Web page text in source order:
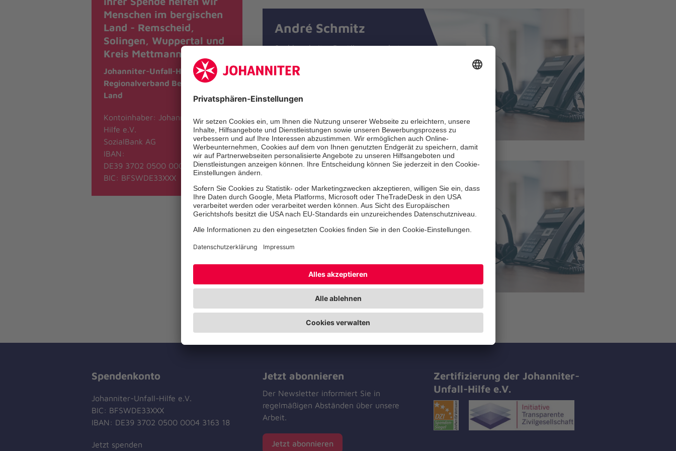
André Schmitz
Sachbearbeiter Bevölkerungsschutz
zum Kontakt-Formular
+49 202 28057-149
42285 Wuppertal
Geschäftsbereichsleiter Rettung und
Medizinische Dienste
zum Kontakt-Formular
+49 2102 70070-58
Kölner Straße 16
40885 Ratingen
Menschen im bergischen
Land - Remscheid,
Solingen, Wuppertal und
Kreis Mettmann.
Johanniter-Unfall-Hilfe e.V.
Regionalverband Bergisches
Land
Kontoinhaber: Johanniter-Unfall-
Hilfe e.V.
SozialBank AG
IBAN:
DE39 3702 0500 0004 3163 18
BIC: BFSWDE33XXX
Spendenkonto
Johanniter-Unfall-Hilfe e.V.
BIC: BFSWDE33XXX
IBAN: DE39 3702 0500 0004 3163 18
Jetzt spenden
Jetzt abonnieren
Der Newsletter informiert Sie in
regelmäßigen Abständen über unsere
Arbeit.
Jetzt abonnieren
Zertifizierung der Johanniter-
Unfall-Hilfe e.V.